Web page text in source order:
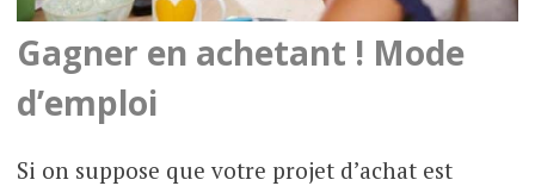
Gagner en achetant ! Mode
d’emploi
Si on suppose que votre projet d’achat est